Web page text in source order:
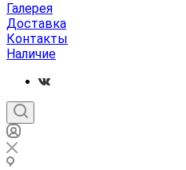
Галерея
Доставка
Контакты
Наличие